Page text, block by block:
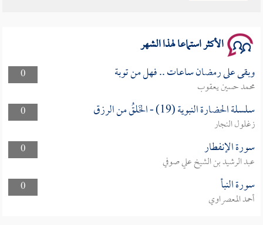
الأكثر استماعا لهذا الشهر
0 وبقى على رمضان ساعات .. فهل من توبة
محمد حسين يعقوب
0
سلسلة الحضارة النبوية (19) - الخَلقُ من الرزق
زغلول النجار
0
سورة الإنفطار
عبد الرشيد بن الشيخ علي صوفي
0
سورة النبأ
أحمد المعصراوي